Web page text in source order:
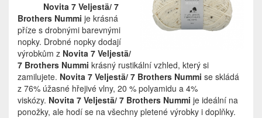
Novita 7 Veljestä/ 7
Brothers Nummi je krásná
příze s drobnými barevnými
nopky. Drobné nopky dodají
výrobkům z Novita 7 Veljestä/
7 Brothers Nummi krásný rustikální vzhled, který si
zamilujete. Novita 7 Veljestä/ 7 Brothers Nummi se skládá
z 76% úžasné hřejivé vlny, 20 % polyamidu a 4%
viskózy. Novita 7 Veljestä/ 7 Brothers Nummi je ideální na
ponožky, ale hodí se na všechny pletené výrobky i doplňky.